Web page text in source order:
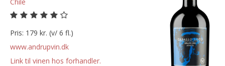
Pris: 179 kr. (v/ 6 fl.)
www.andrupvin.dk
Link til vinen hos forhandler.